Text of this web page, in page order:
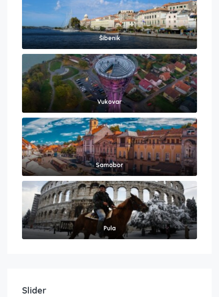
Šibenik
Vukovar
Samobor
Pula
Slider